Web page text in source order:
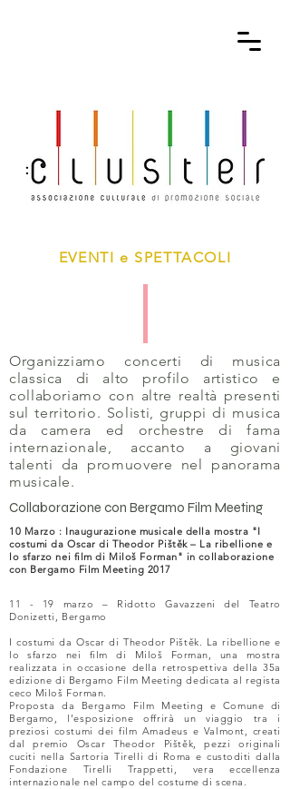
EVENTI e SPETTACOLI
Organizziamo concerti di musica
classica di alto profilo artistico e
collaboriamo con altre realtà presenti
sul territorio. Solisti, gruppi di musica
da camera ed orchestre di fama
internazionale, accanto a giovani
talenti da promuovere nel panorama
musicale.
Collaborazione con Bergamo Film Meeting
10 Marzo : Inaugurazione musicale della mostra "I
costumi da Oscar di Theodor Pištěk – La ribellione e
lo sfarzo nei film di Miloš Forman" in collaborazione
con Bergamo Film Meeting 2017
11 - 19 marzo – Ridotto Gavazzeni del Teatro
Donizetti, Bergamo
I costumi da Oscar di Theodor Pištěk. La ribellione e
lo sfarzo nei film di Miloš Forman, una mostra
realizzata in occasione della retrospettiva della 35a
edizione di Bergamo Film Meeting dedicata al regista
ceco Miloš Forman.
Proposta da Bergamo Film Meeting e Comune di
Bergamo, l’esposizione offrirà un viaggio tra i
preziosi costumi dei film Amadeus e Valmont, creati
dal premio Oscar Theodor Pištěk, pezzi originali
cuciti nella Sartoria Tirelli di Roma e custoditi dalla
Fondazione Tirelli Trappetti, vera eccellenza
internazionale nel campo del costume di scena.